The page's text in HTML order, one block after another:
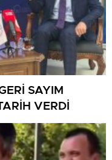
SAYIM
VERDİ